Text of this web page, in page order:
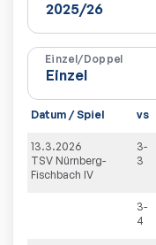
Einzel/Doppel
Datum / Spiel vs
13.3.2026
TSV Nürnberg-
Fischbach IV
3-
3
3-
4